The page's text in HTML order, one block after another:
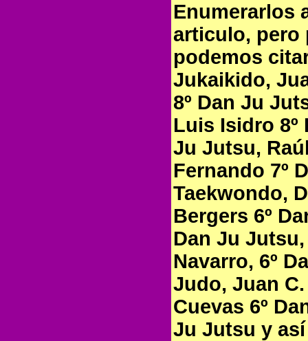
Enumerarlos
articulo, pero
podemos
Jukaikido,
8º Dan Ju
Luis Isidro 8º
Ju Jutsu,
Fernando 7º
Taekwondo,
Bergers 6º
Dan Ju
Navarro, 6º
Judo, Juan
Cuevas 6º
Ju Jutsu y